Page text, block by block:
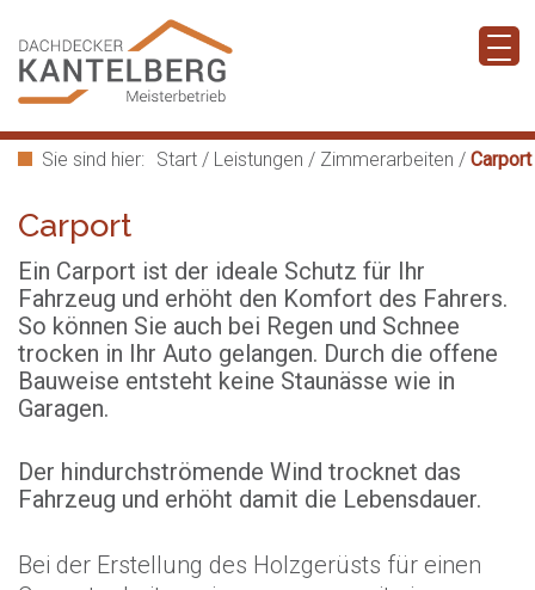
Sie sind hier: Start / Leistungen / Zimmerarbeiten / Carport
Carport
Ein Carport ist der ideale Schutz für Ihr
Fahrzeug und erhöht den Komfort des Fahrers.
So können Sie auch bei Regen und Schnee
trocken in Ihr Auto gelangen. Durch die offene
Bauweise entsteht keine Staunässe wie in
Garagen.
Der hindurchströmende Wind trocknet das
Fahrzeug und erhöht damit die Lebensdauer.
Bei der Erstellung des Holzgerüsts für einen